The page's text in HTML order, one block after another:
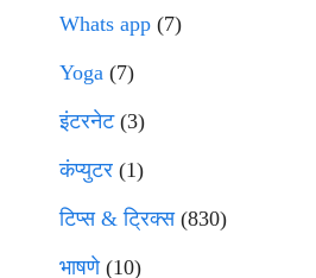
Whats app (7)
Yoga (7)
इंटरनेट(3)
कंप्युटर (1)
टिप्स & ट्रिक्स(830)
भाषणे(10)